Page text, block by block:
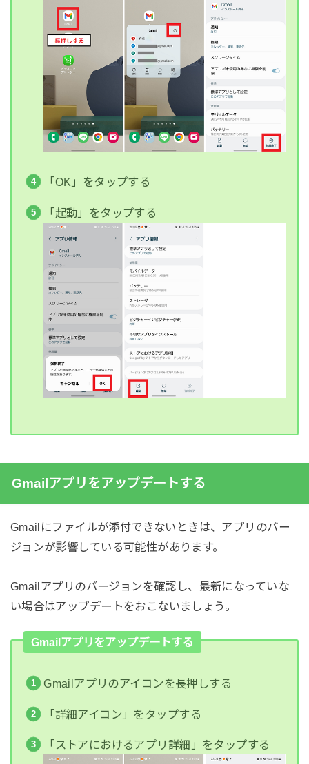
「OK」をタップする
「起動」をタップする
Gmailアプリをアップデートする
Gmailにファイルが添付できないときは、アプリのバー
ジョンが影響している可能性があります。
Gmailアプリのバージョンを確認し、最新になっていな
い場合はアップデートをおこないましょう。
Gmailアプリをアップデートする
Gmailアプリのアイコンを長押しする
「詳細アイコン」をタップする
「ストアにおけるアプリ詳細」をタップする